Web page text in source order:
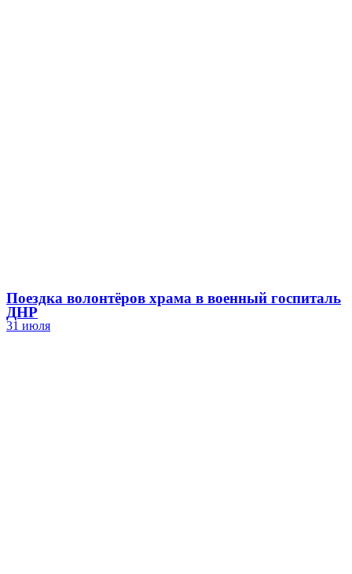
Поездка волонтёров храма в военный госпиталь
ДНР
31 июля